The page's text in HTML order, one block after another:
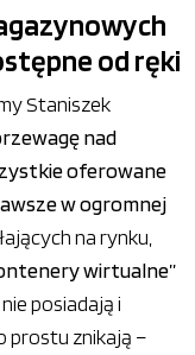
od ręki
Staniszek
nad
oferowane
w ogromnej
na rynku,
wirtualne”
posiadają i
prostu znikają –